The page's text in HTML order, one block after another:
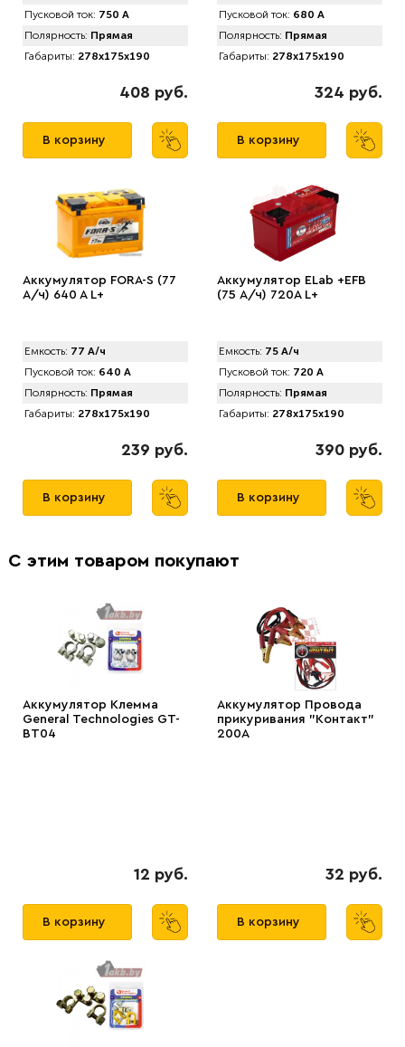
Пусковой ток: 750 А
Полярность: Прямая
Габариты: 278x175x190
408 руб.
В корзину
Пусковой ток: 680 А
Полярность: Прямая
Габариты: 278x175x190
324 руб.
В корзину
Аккумулятор FORA-S (77
А/ч) 640 A L+
Емкость: 77 А/ч
Пусковой ток: 640 А
Полярность: Прямая
Габариты: 278x175x190
239 руб.
В корзину
Аккумулятор ELab +EFB
(75 А/ч) 720A L+
Емкость: 75 А/ч
Пусковой ток: 720 А
Полярность: Прямая
Габариты: 278x175x190
390 руб.
В корзину
С этим товаром покупают
Аккумулятор Клемма
General Technologies GT-
BT04
12 руб.
В корзину
Аккумулятор Провода
прикуривания "Контакт"
200А
32 руб.
В корзину